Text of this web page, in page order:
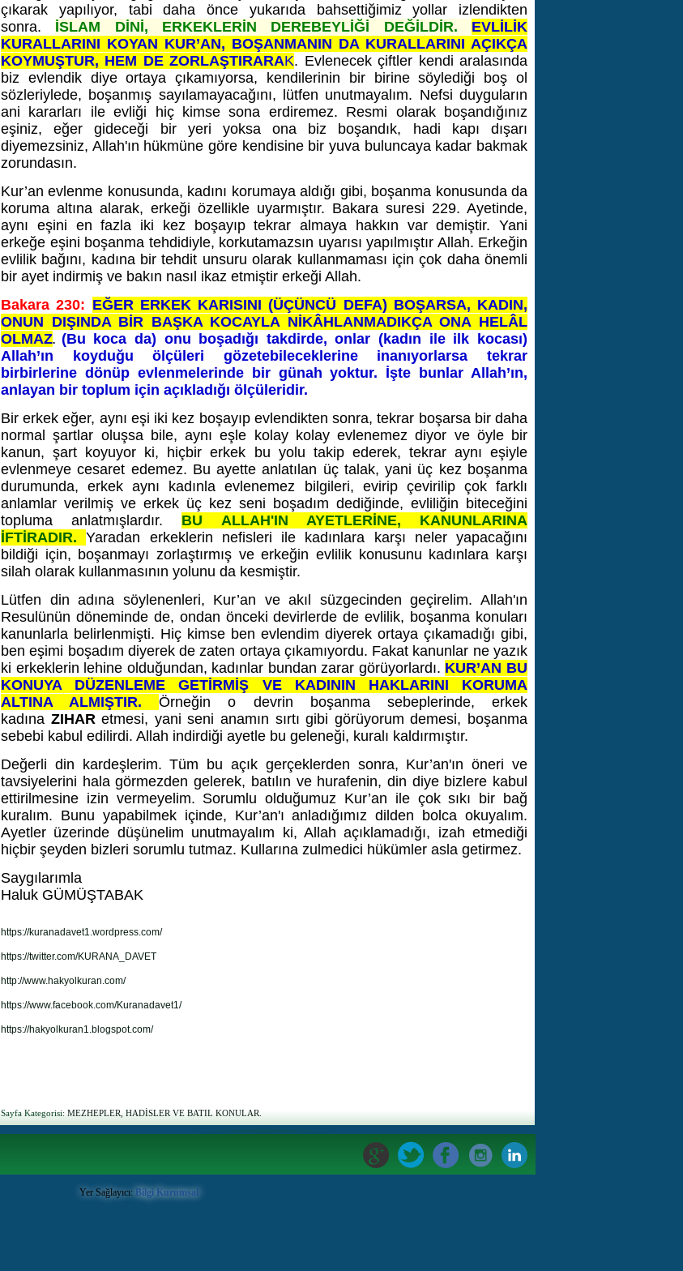
çıkarak yapılıyor, tabi daha önce yukarıda bahsettiğimiz yollar izlendikten
sonra. İSLAM DİNİ, ERKEKLERİN DEREBEYLİĞİ DEĞİLDİR. EVLİLİK
KURALLARINI KOYAN KUR’AN, BOŞANMANIN DA KURALLARINI AÇIKÇA
KOYMUŞTUR, HEM DE ZORLAŞTIRARAK. Evlenecek çiftler kendi aralasında
biz evlendik diye ortaya çıkamıyorsa, kendilerinin bir birine söylediği boş ol
sözleriylede, boşanmış sayılamayacağını, lütfen unutmayalım. Nefsi duyguların
ani kararları ile evliği hiç kimse sona erdiremez. Resmi olarak boşandığınız
eşiniz, eğer gideceği bir yeri yoksa ona biz boşandık, hadi kapı dışarı
diyemezsiniz, Allah'ın hükmüne göre kendisine bir yuva buluncaya kadar bakmak
zorundasın.
Kur’an evlenme konusunda, kadını korumaya aldığı gibi, boşanma konusunda da
koruma altına alarak, erkeği özellikle uyarmıştır. Bakara suresi 229. Ayetinde,
aynı eşini en fazla iki kez boşayıp tekrar almaya hakkın var demiştir. Yani
erkeğe eşini boşanma tehdidiyle, korkutamazsın uyarısı yapılmıştır Allah. Erkeğin
evlilik bağını, kadına bir tehdit unsuru olarak kullanmaması için çok daha önemli
bir ayet indirmiş ve bakın nasıl ikaz etmiştir erkeği Allah.
Bakara 230: EĞER ERKEK KARISINI (ÜÇÜNCÜ DEFA) BOŞARSA, KADIN,
ONUN DIŞINDA BİR BAŞKA KOCAYLA NİKÂHLANMADIKÇA ONA HELÂL
OLMAZ. (Bu koca da) onu boşadığı takdirde, onlar (kadın ile ilk kocası)
Allah’ın koyduğu ölçüleri gözetebileceklerine inanıyorlarsa tekrar
birbirlerine dönüp evlenmelerinde bir günah yoktur. İşte bunlar Allah’ın,
anlayan bir toplum için açıkladığı ölçüleridir.
Bir erkek eğer, aynı eşi iki kez boşayıp evlendikten sonra, tekrar boşarsa bir daha
normal şartlar oluşsa bile, aynı eşle kolay kolay evlenemez diyor ve öyle bir
kanun, şart koyuyor ki, hiçbir erkek bu yolu takip ederek, tekrar aynı eşiyle
evlenmeye cesaret edemez. Bu ayette anlatılan üç talak, yani üç kez boşanma
durumunda, erkek aynı kadınla evlenemez bilgileri, evirip çevirilip çok farklı
anlamlar verilmiş ve erkek üç kez seni boşadım dediğinde, evliliğin biteceğini
topluma anlatmışlardır. BU ALLAH'IN AYETLERİNE, KANUNLARINA
İFTİRADIR.Yaradan erkeklerin nefisleri ile kadınlara karşı neler yapacağını
bildiği için, boşanmayı zorlaştırmış ve erkeğin evlilik konusunu kadınlara karşı
silah olarak kullanmasının yolunu da kesmiştir.
Lütfen din adına söylenenleri, Kur’an ve akıl süzgecinden geçirelim. Allah'ın
Resulünün döneminde de, ondan önceki devirlerde de evlilik, boşanma konuları
kanunlarla belirlenmişti. Hiç kimse ben evlendim diyerek ortaya çıkamadığı gibi,
ben eşimi boşadım diyerek de zaten ortaya çıkamıyordu. Fakat kanunlar ne yazık
ki erkeklerin lehine olduğundan, kadınlar bundan zarar görüyorlardı. KUR’AN BU
KONUYA DÜZENLEME GETİRMİŞ VE KADININ HAKLARINI KORUMA
ALTINA ALMIŞTIR.Örneğin o devrin boşanma sebeplerinde, erkek
kadına ZIHARetmesi, yani seni anamın sırtı gibi görüyorum demesi, boşanma
sebebi kabul edilirdi. Allah indirdiği ayetle bu geleneği, kuralı kaldırmıştır.
Değerli din kardeşlerim. Tüm bu açık gerçeklerden sonra, Kur’an'ın öneri ve
tavsiyelerini hala görmezden gelerek, batılın ve hurafenin, din diye bizlere kabul
ettirilmesine izin vermeyelim. Sorumlu olduğumuz Kur’an ile çok sıkı bir bağ
kuralım. Bunu yapabilmek içinde, Kur’an'ı anladığımız dilden bolca okuyalım.
Ayetler üzerinde düşünelim unutmayalım ki, Allah açıklamadığı, izah etmediği
hiçbir şeyden bizleri sorumlu tutmaz. Kullarına zulmedici hükümler asla getirmez.
Saygılarımla
Haluk GÜMÜŞTABAK
https://kuranadavet1.wordpress.com/
https://twitter.com/KURANA_DAVET
http://www.hakyolkuran.com/
https://www.facebook.com/Kuranadavet1/
https://hakyolkuran1.blogspot.com/
Sayfa Kategorisi: MEZHEPLER, HADİSLER VE BATIL KONULAR.
Yer Sağlayıcı: Bilgi Kurumsal